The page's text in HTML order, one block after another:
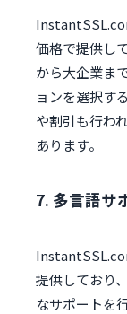
価格で提供し
から大企業ま
ョンを選択す
や割引も行わ
あります。
7. 多言語サ
提供しており
なサポートを